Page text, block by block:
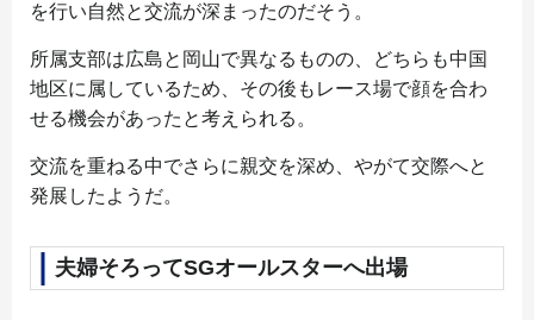
を行い自然と交流が深まったのだそう。
所属支部は広島と岡山で異なるものの、どちらも中国
地区に属しているため、その後もレース場で顔を合わ
せる機会があったと考えられる。
交流を重ねる中でさらに親交を深め、やがて交際へと
発展したようだ。
夫婦そろってSGオールスターへ出場